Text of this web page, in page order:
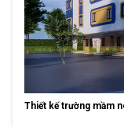
Thiết kế trường mầm